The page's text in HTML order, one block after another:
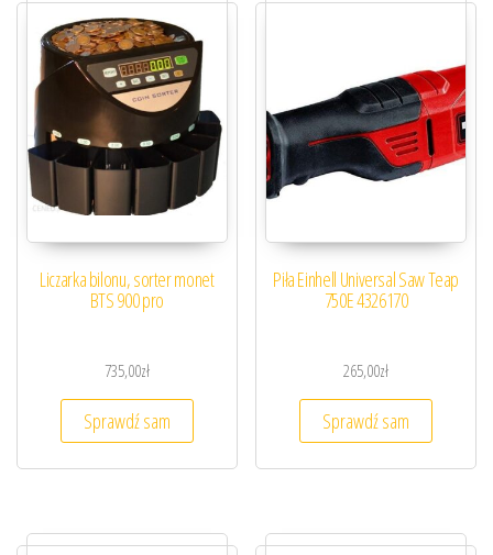
Liczarka bilonu, sorter monet
BTS 900 pro
735,00zł
Sprawdź sam
Piła Einhell Universal Saw Teap
750E 4326170
265,00zł
Sprawdź sam